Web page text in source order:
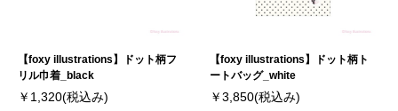
【foxy illustrations】ドット柄フ
リル巾着_black
￥1,320(税込み)
【foxy illustrations】ドット柄ト
ートバッグ_white
￥3,850(税込み)